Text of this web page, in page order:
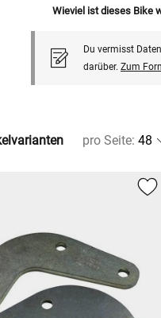
Wieviel ist dieses Bike
Du vermisst
darüber. Zum
pro Seite: